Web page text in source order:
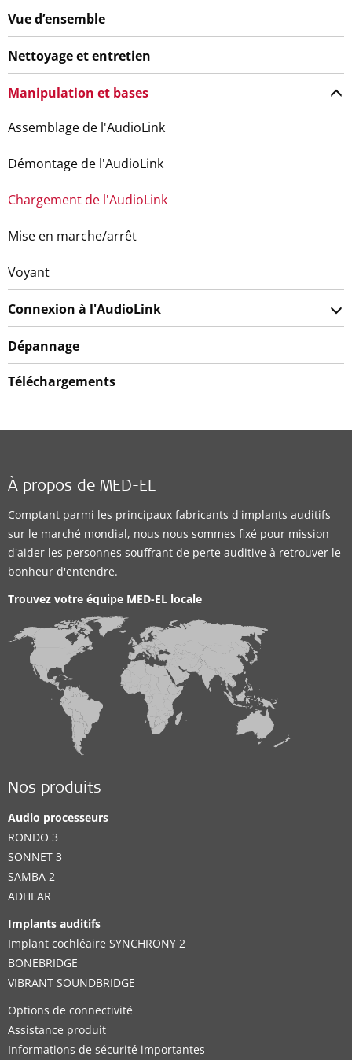
Vue d’ensemble
Nettoyage et entretien
Manipulation et bases
Assemblage de l'AudioLink
Démontage de l'AudioLink
Chargement de l'AudioLink
Mise en marche/arrêt
Voyant
Connexion à l'AudioLink
Dépannage
Téléchargements
À propos de MED-EL
Comptant parmi les principaux fabricants d'implants auditifs
sur le marché mondial, nous nous sommes fixé pour mission
d'aider les personnes souffrant de perte auditive à retrouver le
bonheur d'entendre.
Trouvez votre équipe MED-EL locale
Nos produits
Audio processeurs
RONDO 3
SONNET 3
SAMBA 2
ADHEAR
Implants auditifs
Implant cochléaire SYNCHRONY 2
BONEBRIDGE
VIBRANT SOUNDBRIDGE
Options de connectivité
Assistance produit
Informations de sécurité importantes